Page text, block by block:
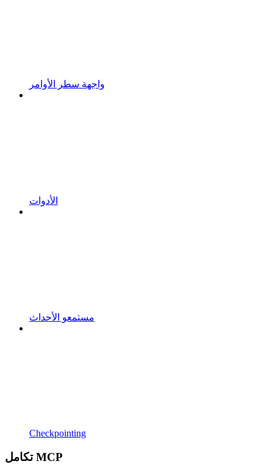
واجهة سطر الأوامر
الأدوات
مستمعو الأحداث
Checkpointing
تكامل MCP